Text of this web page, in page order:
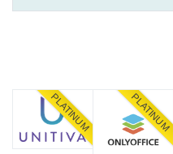
PLATINUM PLATINUM